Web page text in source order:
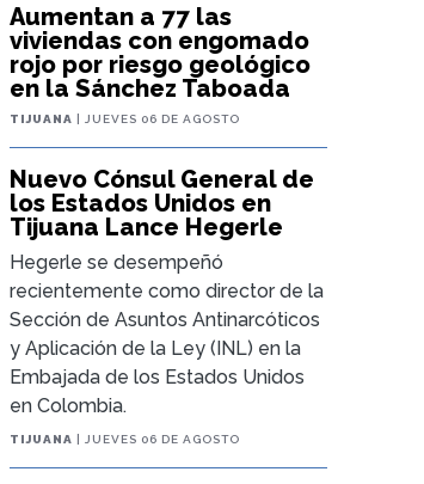
Aumentan a 77 las
viviendas con engomado
rojo por riesgo geológico
en la Sánchez Taboada
TIJUANA | JUEVES 06 DE AGOSTO
Nuevo Cónsul General de
los Estados Unidos en
Tijuana Lance Hegerle
Hegerle se desempeñó
recientemente como director de la
Sección de Asuntos Antinarcóticos
y Aplicación de la Ley (INL) en la
Embajada de los Estados Unidos
en Colombia.
TIJUANA | JUEVES 06 DE AGOSTO